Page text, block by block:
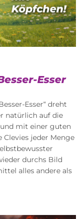
Esser
Esser“ dreht
natürlich auf die
mit einer guten
jeder Menge
durchs Bild
alles andere als